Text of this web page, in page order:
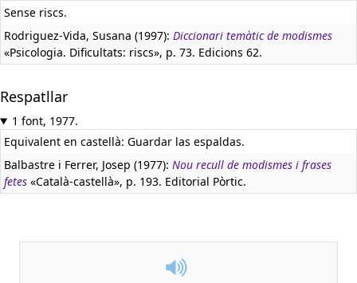
Sense riscs.
Rodriguez-Vida, Susana (1997): Diccionari temàtic de modismes
«Psicologia. Dificultats: riscs», p. 73. Edicions 62.
Respatllar
1 font, 1977.
Equivalent en castellà: Guardar las espaldas.
Balbastre i Ferrer, Josep (1977): Nou recull de modismes i frases
fetes «Català-castellà», p. 193. Editorial Pòrtic.